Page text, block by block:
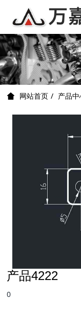
网站首页 产品
产品4222
0